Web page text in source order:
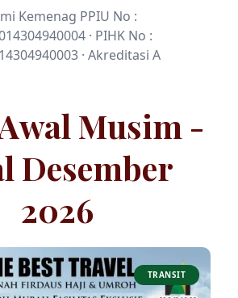
Kemenag PPIU No :
· PIHK No :
· Akreditasi A
Musim -
Desember
2026
TRANSIT